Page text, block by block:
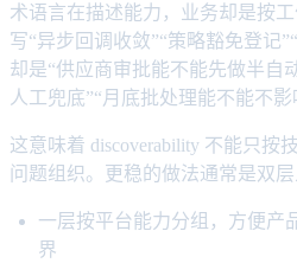
术语言在描述能力，业务却是按
写“异步回调收敛”“策略豁免登记
却是“供应商审批能不能先做半自
人工兜底”“月底批处理能不能不影
这意味着 discoverability 不能只按
问题组织。更稳的做法通常是双层
一层按平台能力分组，方便产
界